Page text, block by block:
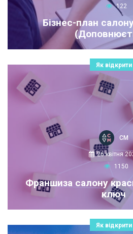
122
Бізнес-план
Як відкрити
СМ
26 квітня
1150
Франшиза салону
ключ
Як відкрити